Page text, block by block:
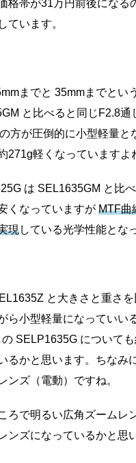
格帯が31万円前後になる
ています。
までと 35mmまでとい
と比べると同じF2.8通
方が圧倒的に小型軽量と
271g軽くなっていますよ
は SEL1635GM と比
くなっていますが MTF曲
現している光学性能とな
と大きさと重さ
ら小型軽量になっていい
SELP1635G についても
るかと思います。 ちなみ
ンズ（電動）ですね。
ろで明るい広角ズームレ
ンズになっているかと思